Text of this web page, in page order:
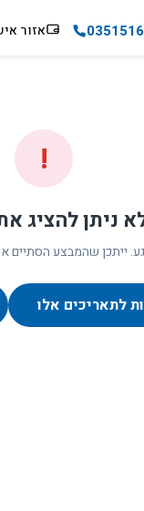
אזור
!
ניתן להציג
ייתכן שהמבצע הסתיים
לתאריכים אלו